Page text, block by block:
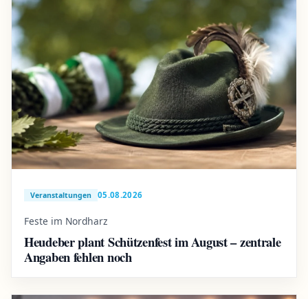
Veranstaltungen 05.08.2026
Feste im Nordharz
Heudeber plant Schützenfest im August – zentrale
Angaben fehlen noch